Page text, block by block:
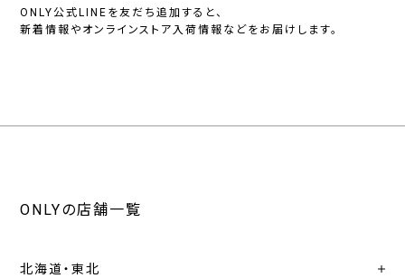
ONLY公式LINEを友だち追加すると、
新着情報やオンラインストア入荷情報などをお届けします。
ONLYの店舗一覧
北海道・東北